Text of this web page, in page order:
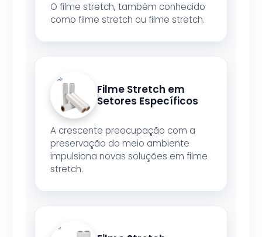
O filme stretch, também conhecido
como filme stretch ou filme stretch.
Filme Stretch em
Setores Específicos
A crescente preocupação com a
preservação do meio ambiente
impulsiona novas soluções em filme
stretch.